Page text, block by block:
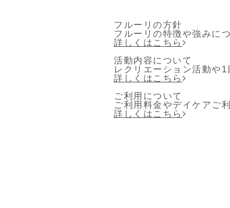
フルーリの方針
フルーリの特徴や強みに
詳しくはこちら
活動内容について
レクリエーション活動や1
詳しくはこちら
ご利用について
ご利用料金やデイケアご
詳しくはこちら